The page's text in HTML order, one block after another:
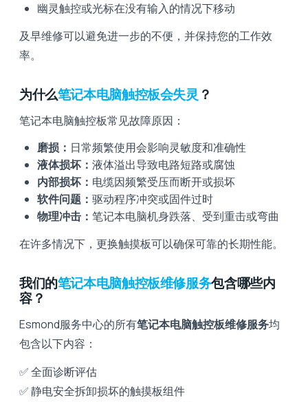
幽灵触控或光标在没有输入的情况下移动
及早维修可以避免进一步的不便，并保持您的工作效
率。
为什么笔记本电脑触控板会失灵 ？
笔记本电脑触控板常见故障原因：
磨损： 日常频繁使用会影响灵敏度和准确性
液体损坏： 液体溢出导致电路短路或腐蚀
内部损坏： 电缆因频繁受压而断开或损坏
软件问题： 驱动程序冲突或固件过时
物理冲击： 笔记本电脑机身跌落、受到重击或弯曲
在许多情况下，更换触摸板可以确保可靠的长期性能。
我们的笔记本电脑触控板维修服务包含哪些内
容？
Esmond服务中心的所有笔记本电脑触控板维修服务均
包含以下内容：
✅ 全面诊断评估
✅ 静电安全拆卸损坏的触摸板组件